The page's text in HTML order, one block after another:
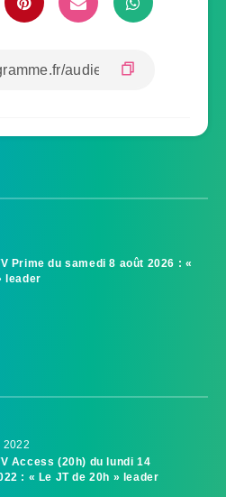
Prime du samedi 8 août 2026 : «
leader
2022
Access (20h) du lundi 14
: « Le JT de 20h » leader